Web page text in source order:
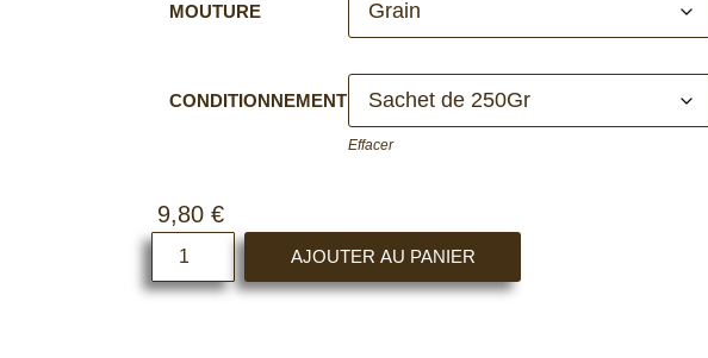
MOUTURE
CONDITIONNEMENT
Effacer
9,80 €
AJOUTER AU PANIER